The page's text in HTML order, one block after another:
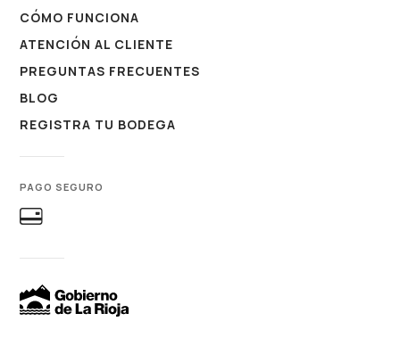
CÓMO FUNCIONA
ATENCIÓN AL CLIENTE
PREGUNTAS FRECUENTES
BLOG
REGISTRA TU BODEGA
PAGO SEGURO